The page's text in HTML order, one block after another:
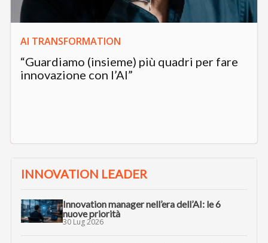
AI TRANSFORMATION
“Guardiamo (insieme) più quadri per fare
innovazione con l’AI”
INNOVATION LEADER
Innovation manager nell’era dell’AI: le 6
nuove priorità
30 Lug 2026